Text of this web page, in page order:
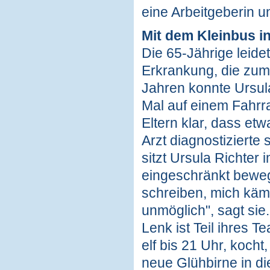
eine Arbeitgeberin
Mit dem Kleinbus
Die 65-Jährige
Erkrankung, die
Jahren konnte
Mal auf einem
Eltern klar, dass
Arzt diagnostizierte
sitzt Ursula Richter
eingeschränkt
schreiben, mich
unmöglich", sagt
Lenk ist Teil ihres
elf bis 21 Uhr,
neue Glühbirne in